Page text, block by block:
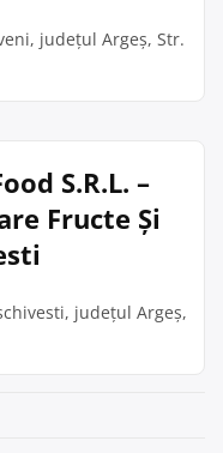
județul Argeș, Str.
S.R.L. –
Fructe Și
județul Argeș,